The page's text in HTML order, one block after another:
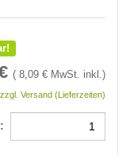
( 8,09 € MwSt. inkl.)
zzgl. Versand (Lieferzeiten)